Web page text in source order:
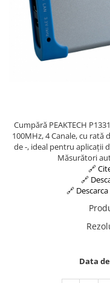
Cumpără PEAKTECH
100MHz, 4 Canale, cu rată
de -, ideal pentru aplicații
Măsurători
🔗
🔗
🔗
Data